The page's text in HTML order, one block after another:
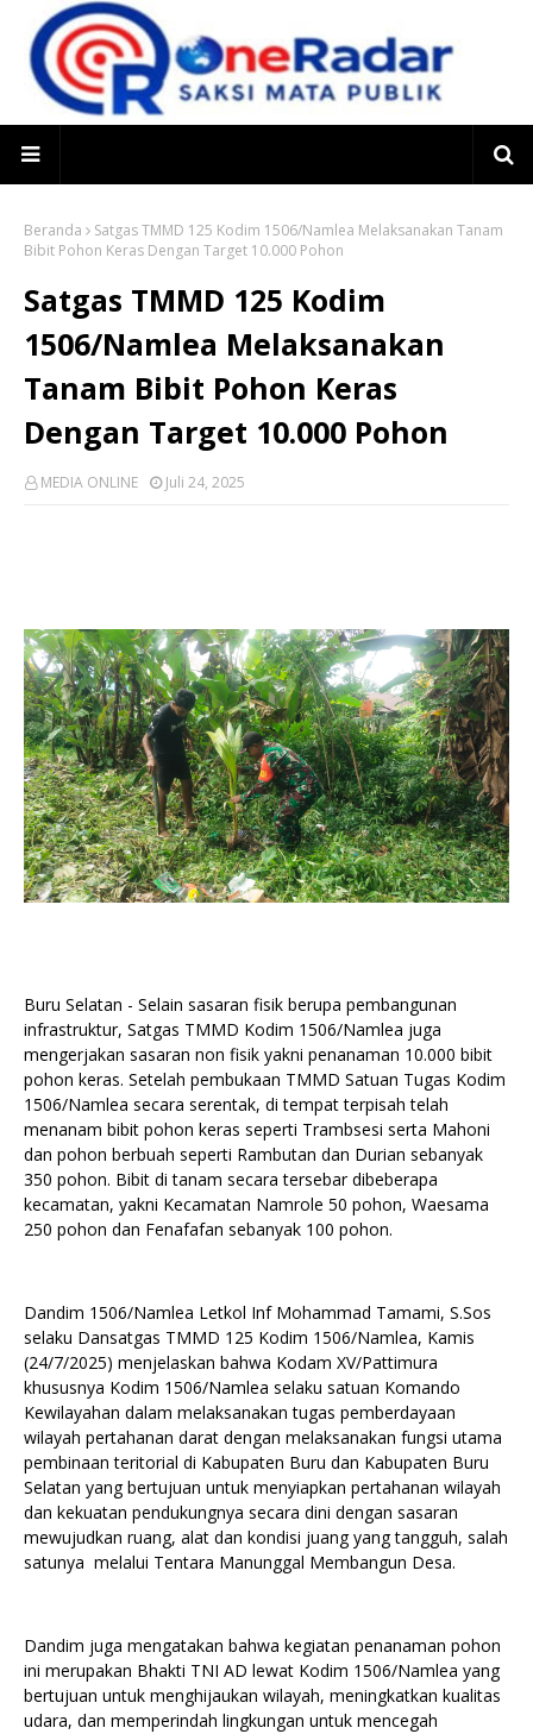
Beranda
Satgas TMMD 125 Kodim 1506/Namlea Melaksanakan Tanam
Bibit Pohon Keras Dengan Target 10.000 Pohon
Satgas TMMD 125 Kodim
1506/Namlea Melaksanakan
Tanam Bibit Pohon Keras
Dengan Target 10.000 Pohon
MEDIA ONLINE Juli 24, 2025
Buru Selatan - Selain sasaran fisik berupa pembangunan
infrastruktur, Satgas TMMD Kodim 1506/Namlea juga
mengerjakan sasaran non fisik yakni penanaman 10.000 bibit
pohon keras. Setelah pembukaan TMMD Satuan Tugas Kodim
1506/Namlea secara serentak, di tempat terpisah telah
menanam bibit pohon keras seperti Trambsesi serta Mahoni
dan pohon berbuah seperti Rambutan dan Durian sebanyak
350 pohon. Bibit di tanam secara tersebar dibeberapa
kecamatan, yakni Kecamatan Namrole 50 pohon, Waesama
250 pohon dan Fenafafan sebanyak 100 pohon.
Dandim 1506/Namlea Letkol Inf Mohammad Tamami, S.Sos
selaku Dansatgas TMMD 125 Kodim 1506/Namlea, Kamis
(24/7/2025) menjelaskan bahwa Kodam XV/Pattimura
khususnya Kodim 1506/Namlea selaku satuan Komando
Kewilayahan dalam melaksanakan tugas pemberdayaan
wilayah pertahanan darat dengan melaksanakan fungsi utama
pembinaan teritorial di Kabupaten Buru dan Kabupaten Buru
Selatan yang bertujuan untuk menyiapkan pertahanan wilayah
dan kekuatan pendukungnya secara dini dengan sasaran
mewujudkan ruang, alat dan kondisi juang yang tangguh, salah
satunya melalui Tentara Manunggal Membangun Desa.
Dandim juga mengatakan bahwa kegiatan penanaman pohon
ini merupakan Bhakti TNI AD lewat Kodim 1506/Namlea yang
bertujuan untuk menghijaukan wilayah, meningkatkan kualitas
udara, dan memperindah lingkungan untuk mencegah